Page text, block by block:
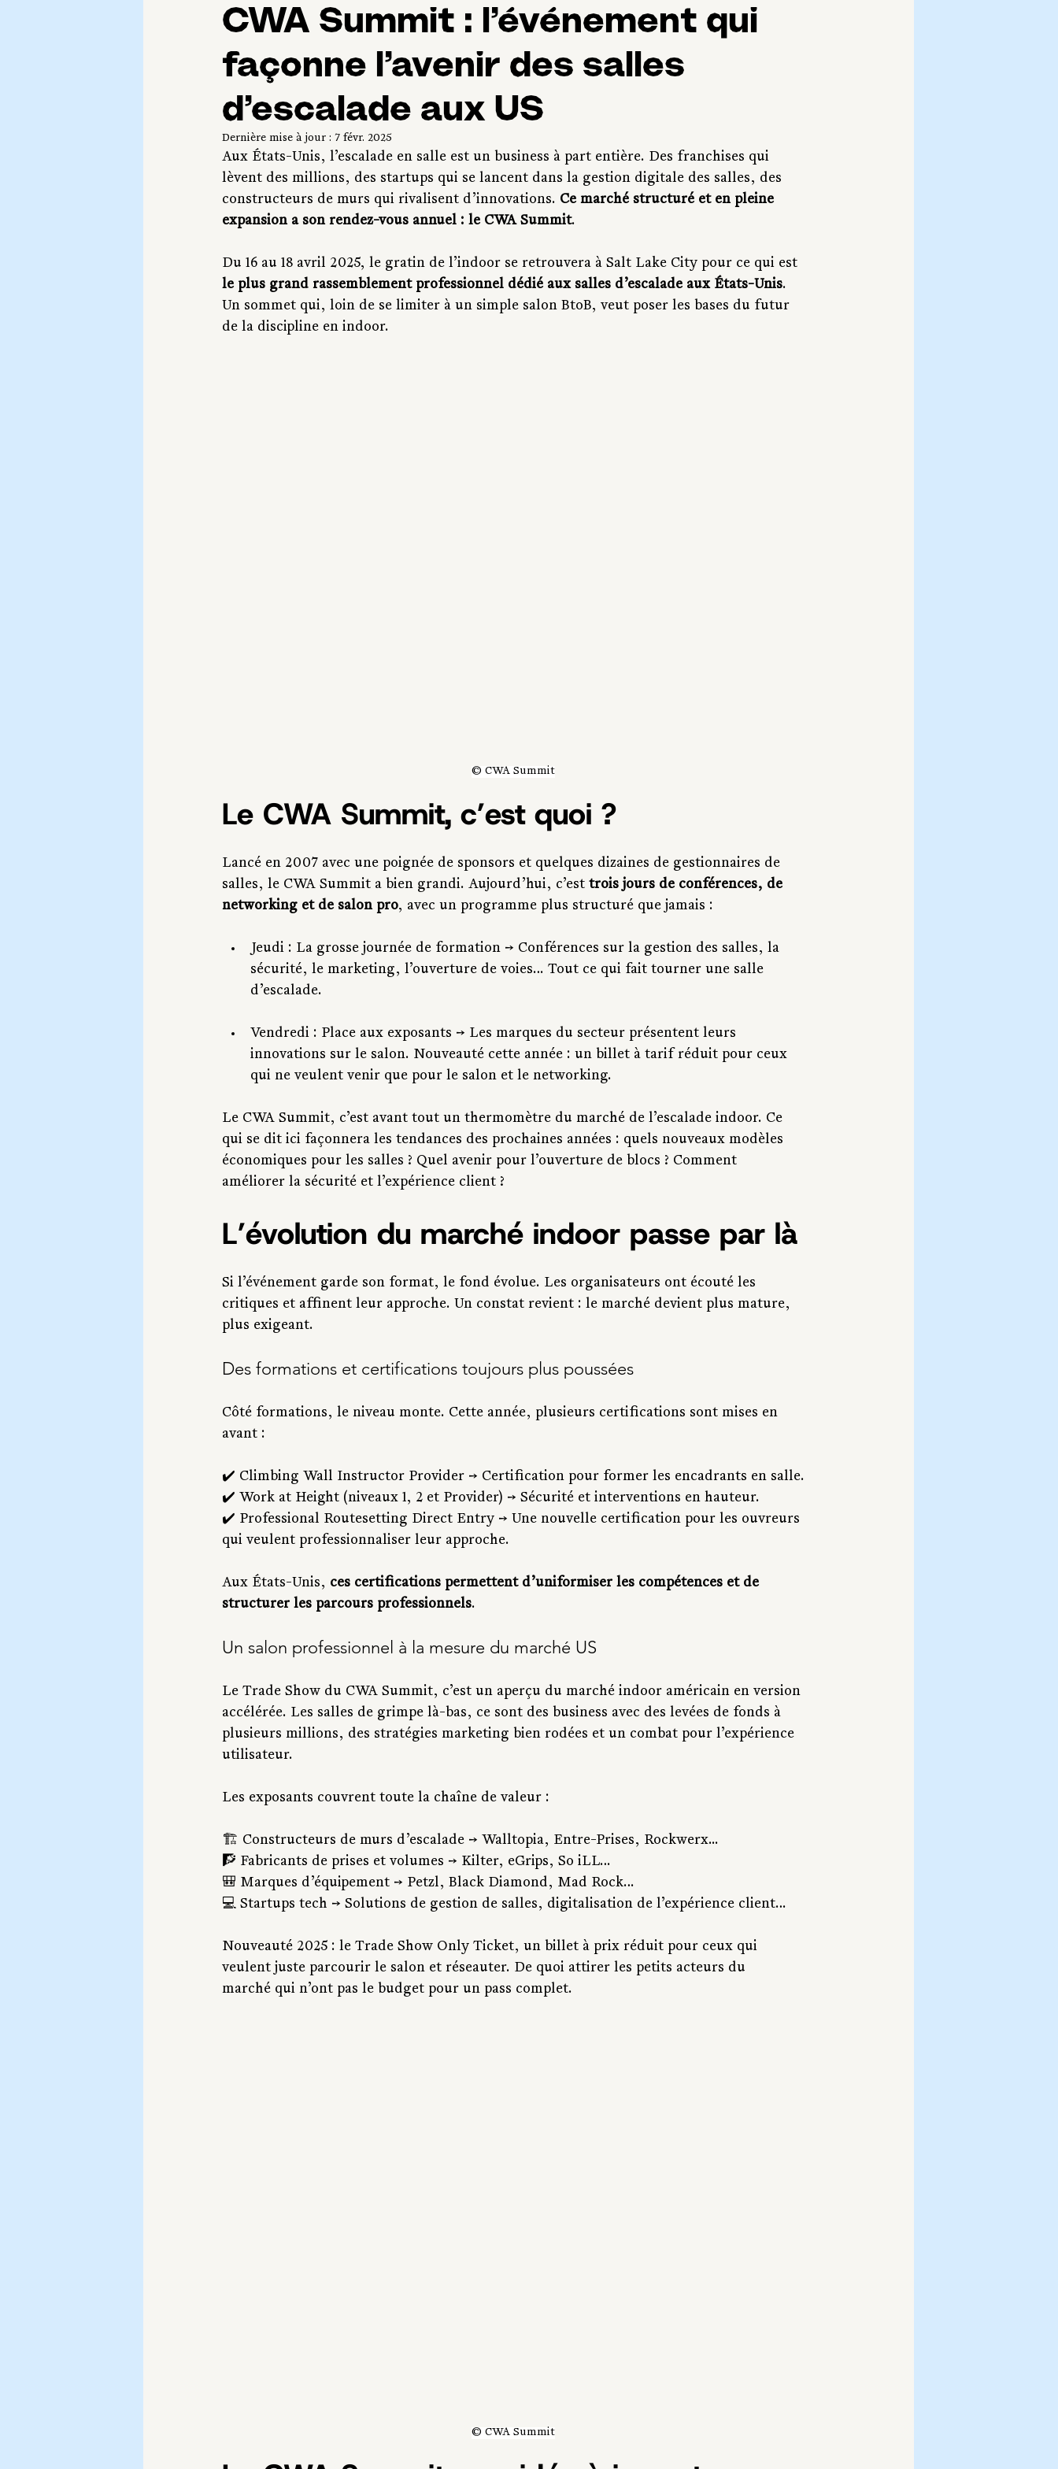
CWA Summit : l’événement qui
façonne l’avenir des salles
d’escalade aux US
Dernière mise à jour : 7 févr. 2025
Aux États-Unis, l’escalade en salle est un business à part entière. Des franchises qui
lèvent des millions, des startups qui se lancent dans la gestion digitale des salles, des
constructeurs de murs qui rivalisent d’innovations. Ce marché structuré et en pleine
expansion a son rendez-vous annuel : le CWA Summit.
Du 16 au 18 avril 2025, le gratin de l’indoor se retrouvera à Salt Lake City pour ce qui est
le plus grand rassemblement professionnel dédié aux salles d’escalade aux États-Unis.
Un sommet qui, loin de se limiter à un simple salon BtoB, veut poser les bases du futur
de la discipline en indoor.
© CWA Summit
Le CWA Summit, c’est quoi ?
Lancé en 2007 avec une poignée de sponsors et quelques dizaines de gestionnaires de
salles, le CWA Summit a bien grandi. Aujourd’hui, c’est trois jours de conférences, de
networking et de salon pro, avec un programme plus structuré que jamais :
Jeudi : La grosse journée de formation → Conférences sur la gestion des salles, la
sécurité, le marketing, l’ouverture de voies… Tout ce qui fait tourner une salle
d’escalade.
Vendredi : Place aux exposants → Les marques du secteur présentent leurs
innovations sur le salon. Nouveauté cette année : un billet à tarif réduit pour ceux
qui ne veulent venir que pour le salon et le networking.
Le CWA Summit, c’est avant tout un thermomètre du marché de l’escalade indoor. Ce
qui se dit ici façonnera les tendances des prochaines années : quels nouveaux modèles
économiques pour les salles ? Quel avenir pour l’ouverture de blocs ? Comment
améliorer la sécurité et l’expérience client ?
L’évolution du marché indoor passe par là
Si l’événement garde son format, le fond évolue. Les organisateurs ont écouté les
critiques et affinent leur approche. Un constat revient : le marché devient plus mature,
plus exigeant.
Des formations et certifications toujours plus poussées
Côté formations, le niveau monte. Cette année, plusieurs certifications sont mises en
avant :
✔️ Climbing Wall Instructor Provider → Certification pour former les encadrants en salle.
✔️ Work at Height (niveaux 1, 2 et Provider) → Sécurité et interventions en hauteur.
✔️ Professional Routesetting Direct Entry → Une nouvelle certification pour les ouvreurs
qui veulent professionnaliser leur approche.
Aux États-Unis, ces certifications permettent d’uniformiser les compétences et de
structurer les parcours professionnels.
Un salon professionnel à la mesure du marché US
Le Trade Show du CWA Summit, c’est un aperçu du marché indoor américain en version
accélérée. Les salles de grimpe là-bas, ce sont des business avec des levées de fonds à
plusieurs millions, des stratégies marketing bien rodées et un combat pour l’expérience
utilisateur.
Les exposants couvrent toute la chaîne de valeur :
🏗️ Constructeurs de murs d’escalade → Walltopia, Entre-Prises, Rockwerx...
🧗 Fabricants de prises et volumes → Kilter, eGrips, So iLL…
🎒 Marques d’équipement → Petzl, Black Diamond, Mad Rock…
💻 Startups tech → Solutions de gestion de salles, digitalisation de l’expérience client…
Nouveauté 2025 : le Trade Show Only Ticket, un billet à prix réduit pour ceux qui
veulent juste parcourir le salon et réseauter. De quoi attirer les petits acteurs du
marché qui n’ont pas le budget pour un pass complet.
© CWA Summit